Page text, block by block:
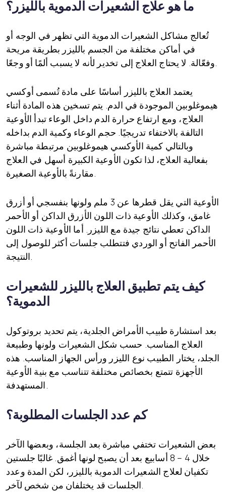
ما هو علاج الشعيرات الدموية بالليزر؟
تُعالج مشاكل الشعيرات الدموية التي تظهر في الوجه أو
في أماكن مختلفة من الجسم بالليزر بطريقة مريحة
يعتمد العلاج بالليزر أساسًا على مادة تُسمى أوكسي
هيموغلوبين الموجودة في الدم. يتم تسخين هذه المادة أثناء
العلاج، ومع ارتفاع حرارة الدم داخل الوعاء تبدأ الأوعية
التالفة بالاختفاء تدريجيًا. حجم الوعاء وكمية الدم بداخله
وبالتالي كمية الأوكسي هيموغلوبين مرتبطة مباشرة
بفعالية العلاج، لذا تكون الأوعية الكبيرة أسهل في العلاج
الأوعية التي يقل قطرها عن 3 ملم ولونها بنفسجي أو أزرق
غامق، وكذلك الأوعية ذات اللون الأزرق الداكن أو الأحمر
الداكن تعطي نتائج جيدة مع الليزر. أما الأوعية ذات اللون
الأحمر الفاتح أو الوردي فتتطلب جلسات أكثر للوصول إلى
كيف يتم تطبيق العلاج بالليزر للشعيرات
الدموية؟
بعد استشارة طبيب الأمراض الجلدية، يتم تحديد بروتوكول
العلاج المناسب. حسب شكل الشعيرات ولونها وطبيعة
الجلد، يختار الطبيب نوع الليزر ورأس الجهاز المناسب. هذه
الأجهزة تتمتع بخصائص مختلفة تتناسب مع بنية الأوعية
كم عدد الجلسات المطلوبة؟
بعض الشعيرات تختفي مباشرة بعد الجلسة، وبعضها الآخر
خلال 4 – 8 أسابيع بعد أن يصبح لونها أغمق. غالبًا جلستين
تكفيان لعلاج الشعيرات الدموية بالليزر، لكن المدة وعدد